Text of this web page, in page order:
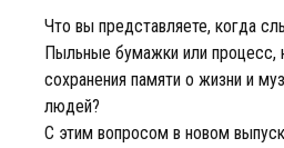
Что вы представляете, когда
Пыльные бумажки или процесс,
сохранения памяти о жизни и
людей?
С этим вопросом в новом